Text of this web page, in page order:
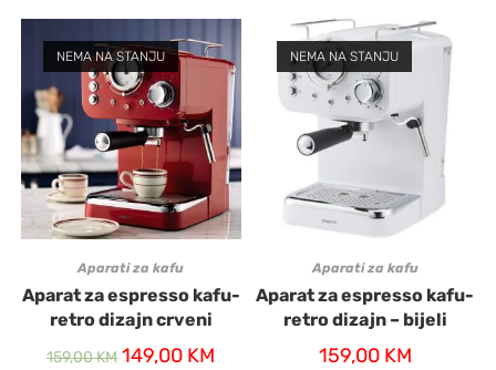
NEMA NA STANJU
Aparati za kafu
Aparat za espresso kafu-
retro dizajn crveni
159,00KM 149,00 KM
NEMA NA STANJU
Aparati za kafu
Aparat za espresso kafu-
retro dizajn – bijeli
159,00 KM